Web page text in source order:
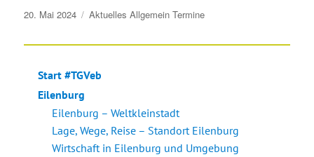
Veröffentlicht
20. Mai 2024 Aktuelles Allgemein Termine
Start #TGVeb
Eilenburg
Eilenburg – Weltkleinstadt
Lage, Wege, Reise – Standort Eilenburg
Wirtschaft in Eilenburg und Umgebung